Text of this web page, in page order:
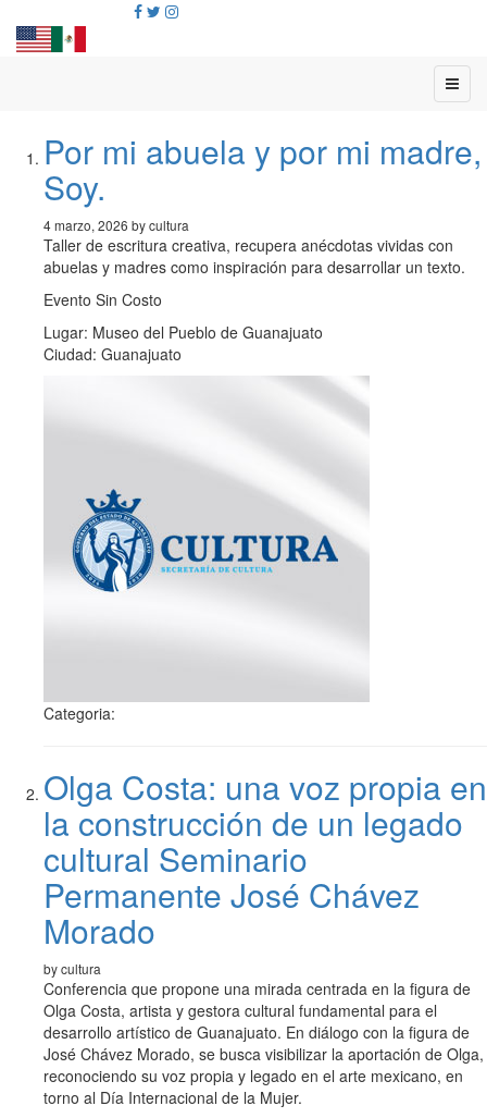
Por mi abuela y por mi madre,
Soy.
4 marzo, 2026 by cultura
Taller de escritura creativa, recupera anécdotas vividas con
abuelas y madres como inspiración para desarrollar un texto.
Evento Sin Costo
Lugar: Museo del Pueblo de Guanajuato
Ciudad: Guanajuato
Categoria:
Olga Costa: una voz propia en
la construcción de un legado
cultural Seminario
Permanente José Chávez
Morado
by cultura
Conferencia que propone una mirada centrada en la figura de
Olga Costa, artista y gestora cultural fundamental para el
desarrollo artístico de Guanajuato. En diálogo con la figura de
José Chávez Morado, se busca visibilizar la aportación de Olga,
reconociendo su voz propia y legado en el arte mexicano, en
torno al Día Internacional de la Mujer.